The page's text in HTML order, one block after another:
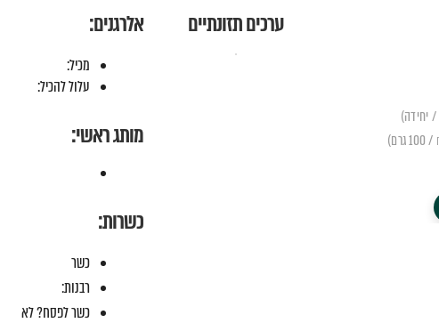
ערכים תזונתיים אלרגנים:
מכיל:
עלול להכיל:
מותג ראשי:
כשרות:
כשר
רבנות:
כשר לפסח? לא